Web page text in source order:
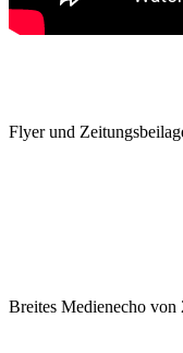
Flyer und
Breites Medienecho